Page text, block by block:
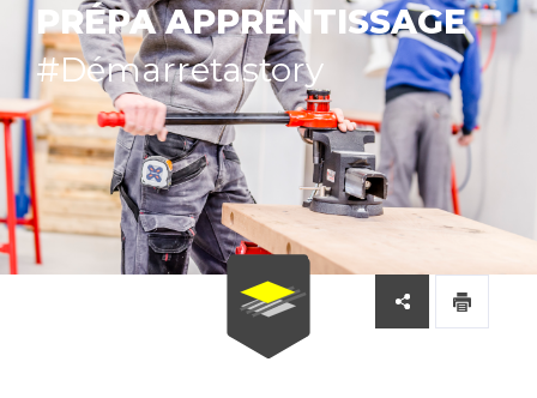
PRÉPA APPRENTISSAGE
#Démarretastory